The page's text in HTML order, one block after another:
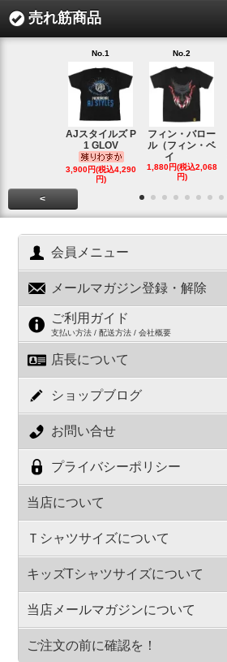
売れ筋商品
No.1
AJスタイルズ P
1 GLOV
3,900円(税込4,290
円)
No.2
フィン・バロー
ル（フィン・ベ
イ
1,880円(税込2,068
円)
<
会員メニュー
メールマガジン登録・解除
ご利用ガイド
支払い方法 / 配送方法 / 会社概要
店長について
ショップブログ
お問い合せ
プライバシーポリシー
当店について
Ｔシャツサイズについて
キッズTシャツサイズについて
当店メールマガジンについて
ご注文の前に確認を！